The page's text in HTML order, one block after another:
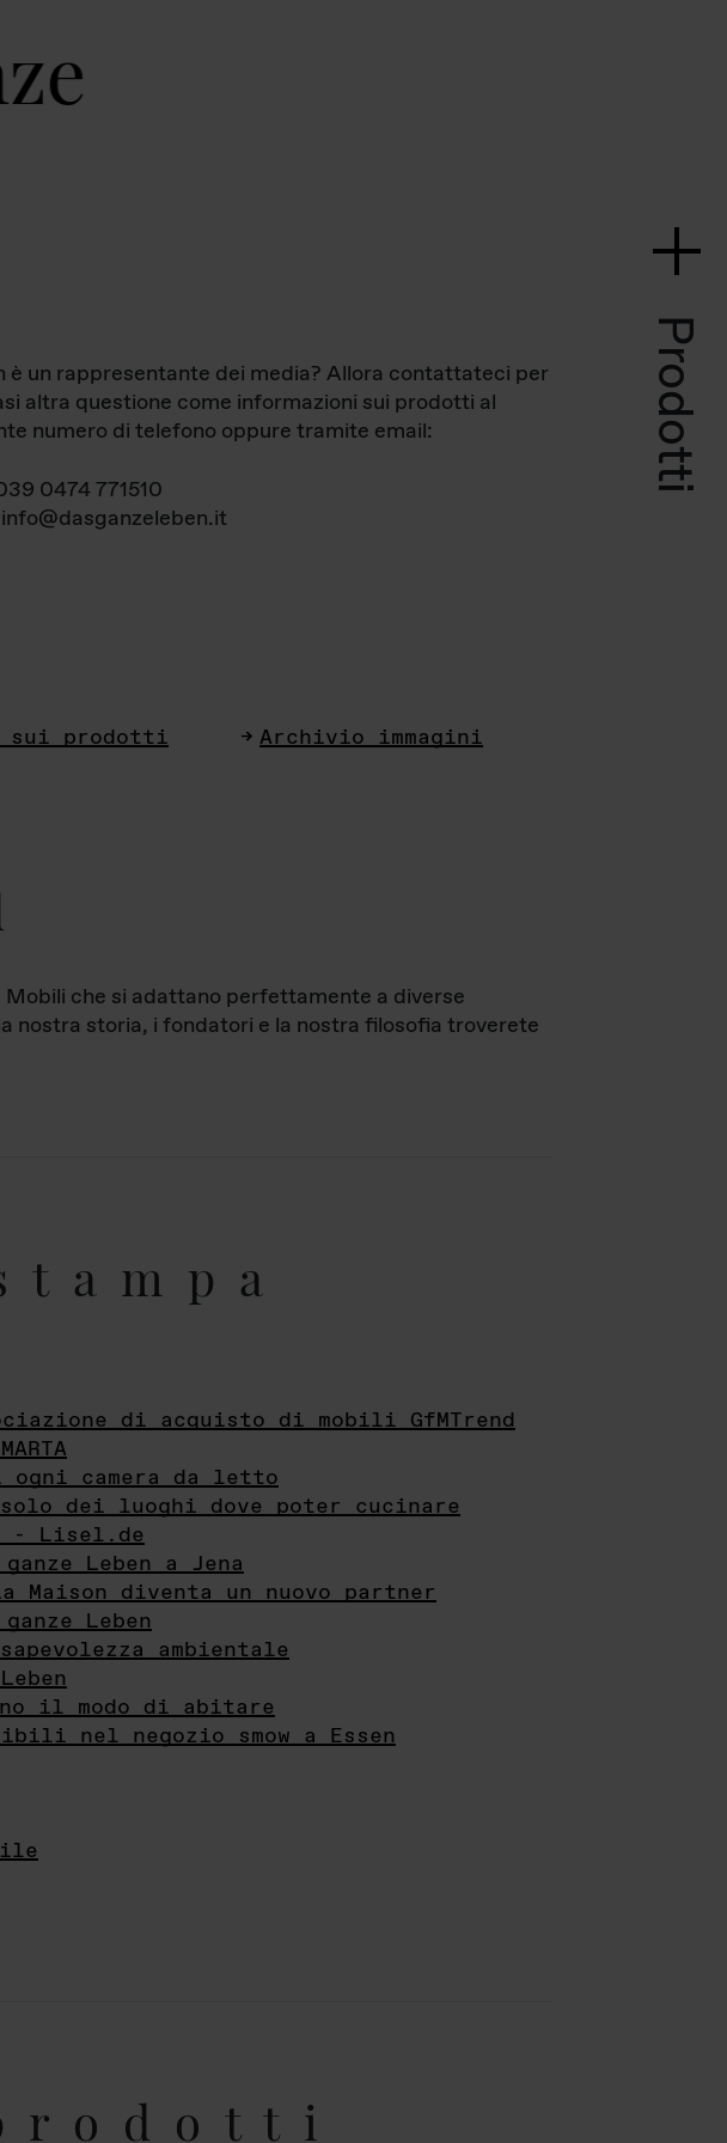
nz
Prodotti
è un rappresentante dei media? Allora contattateci per
altra questione come informazioni sui prodotti al
numero di telefono oppure tramite email:
0474 771510
sui prodotti Archivio immagini
che si adattano perfettamente a diverse
nostra storia, i fondatori e la nostra filosofia troverete
di acquisto di mobili GfMTrend
ogni camera da letto
solo dei luoghi dove poter cucinare
- Lisel.de
Leben a Jena
Maison diventa un nuovo partner
Leben
ambientale
il modo di abitare
nel negozio smow a Essen